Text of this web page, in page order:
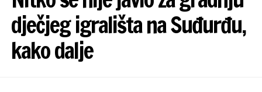
dječjeg igrališta na Suđurđu,
kako dalje